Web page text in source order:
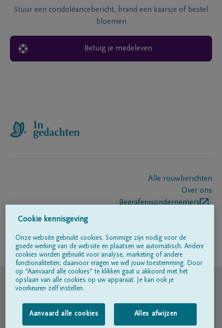
Stuur een condoléancebericht, brand een kaarsje of bestel
bloemen
Betuig je medeleven
Alle rouwberichten
Over ons
Begrafenisondernemers
Volg ons op
© DELA
Gebruiksvoorwaarden
Privacyverklaring
Cookie kennisgeving
Onze website gebruikt cookies. Sommige zijn nodig voor de
goede werking van de website en plaatsen we automatisch. Andere
cookies worden gebruikt voor analyse, marketing of andere
functionaliteiten; daarvoor vragen we wél jouw toestemming. Door
op “Aanvaard alle cookies” te klikken gaat u akkoord met het
opslaan van alle cookies op uw apparaat. Je kan ook je
voorkeuren zelf instellen.
Aanvaard alle cookies Alles afwijzen